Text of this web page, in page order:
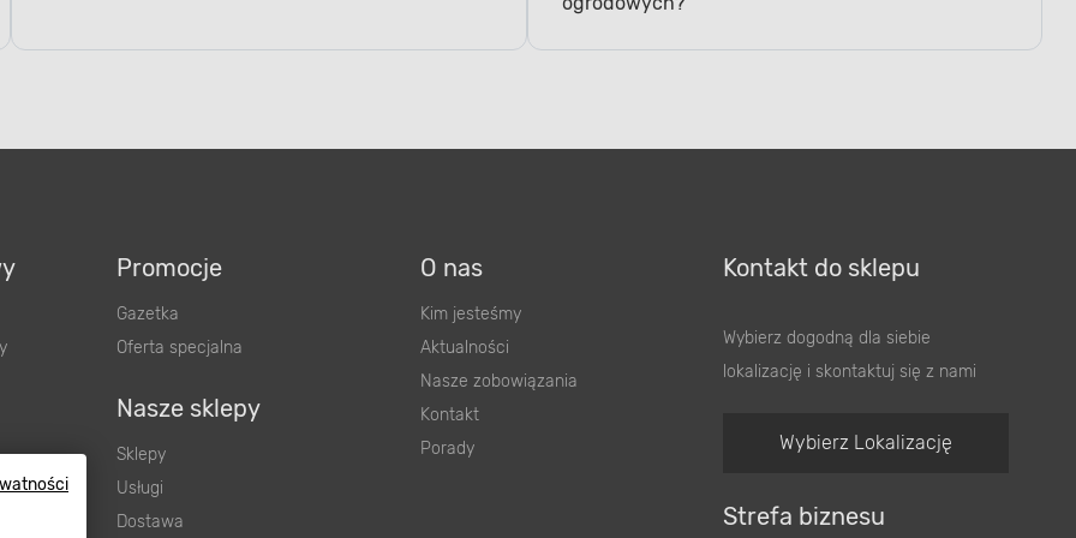
Oferta specjalna
Usługi
Dostawa
Karty podarunkowe
Aktualności
Nasze zobowiązania
Kontakt
Porady
lokalizację i skontaktuj się z nami